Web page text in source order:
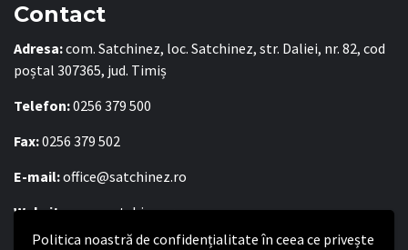
Politica noastră de confidențialitate în ceea ce privește
Contact
Adresa:com. Satchinez, loc. Satchinez, str. Daliei, nr. 82, cod
poștal 307365, jud. Timiș
Telefon:0256 379 500
Fax:0256 379 502
E-mail:office@satchinez.ro
Website:www.satchinez.ro